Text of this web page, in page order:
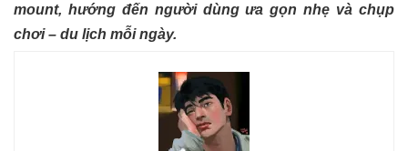
mount, hướng đến người dùng ưa gọn nhẹ và chụp
chơi – du lịch mỗi ngày.​